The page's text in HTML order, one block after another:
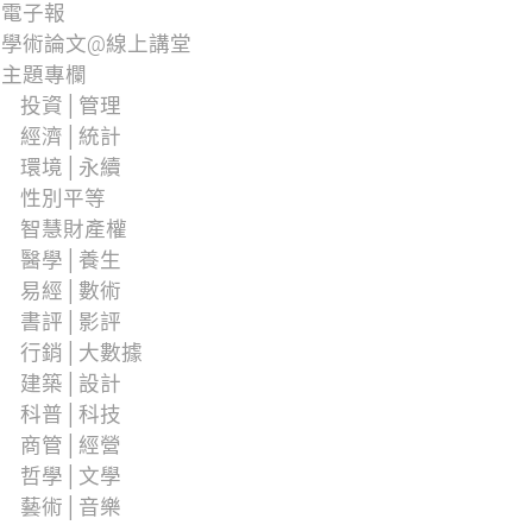
電子報
學術論文@線上講堂
主題專欄
投資│管理
經濟│統計
環境│永續
性別平等
智慧財產權
醫學│養生
易經│數術
書評│影評
行銷│大數據
建築│設計
科普│科技
商管│經營
哲學│文學
藝術│音樂